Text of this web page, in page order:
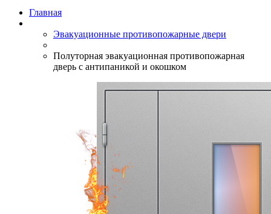
Главная
Эвакуационные противопожарные двери
Полуторная эвакуационная противопожарная
дверь с антипаникой и окошком